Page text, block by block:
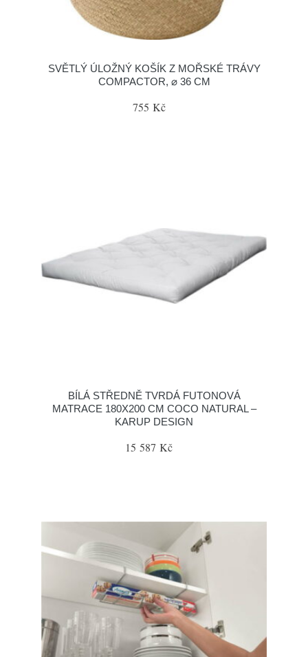
SVĚTLÝ ÚLOŽNÝ KOŠÍK Z MOŘSKÉ TRÁVY
COMPACTOR, ⌀ 36 CM
755 Kč
BÍLÁ STŘEDNĚ TVRDÁ FUTONOVÁ
MATRACE 180X200 CM COCO NATURAL –
KARUP DESIGN
15 587 Kč